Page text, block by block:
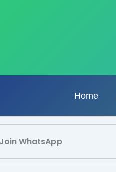
Home
Join WhatsApp